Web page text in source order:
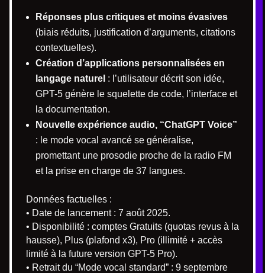
Réponses plus critiques et moins évasives
(biais réduits, justification d’arguments, citations
contextuelles).
Création d’applications personnalisées en
langage naturel : l’utilisateur décrit son idée,
GPT-5 génère le squelette de code, l’interface et
la documentation.
Nouvelle expérience audio, “ChatGPT Voice”
: le mode vocal avancé se généralise,
promettant une prosodie proche de la radio FM
et la prise en charge de 37 langues.
Données factuelles :
• Date de lancement : 7 août 2025.
• Disponibilité : comptes Gratuits (quotas revus à la
hausse), Plus (plafond x3), Pro (illimité + accès
limité à la future version GPT-5 Pro).
• Retrait du “Mode vocal standard” : 9 septembre